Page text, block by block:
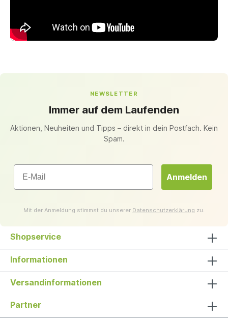
NEWSLETTER
Immer auf dem Laufenden
Aktionen, Neuheiten und Tipps – direkt in dein Postfach. Kein
Spam.
Email
Anmelden
Mit der Anmeldung stimmst du unserer Datenschutzerklärung zu.
Shopservice
Informationen
Versandinformationen
Partner